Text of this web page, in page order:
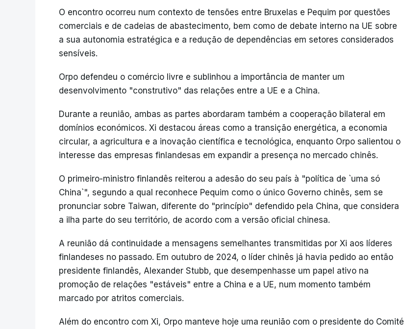
O encontro ocorreu num contexto de tensões entre Bruxelas e Pequim por questões
comerciais e de cadeias de abastecimento, bem como de debate interno na UE sobre
a sua autonomia estratégica e a redução de dependências em setores considerados
sensíveis.
Orpo defendeu o comércio livre e sublinhou a importância de manter um
desenvolvimento "construtivo" das relações entre a UE e a China.
Durante a reunião, ambas as partes abordaram também a cooperação bilateral em
domínios económicos. Xi destacou áreas como a transição energética, a economia
circular, a agricultura e a inovação científica e tecnológica, enquanto Orpo salientou o
interesse das empresas finlandesas em expandir a presença no mercado chinês.
O primeiro-ministro finlandês reiterou a adesão do seu país à "política de `uma só
China`", segundo a qual reconhece Pequim como o único Governo chinês, sem se
pronunciar sobre Taiwan, diferente do "princípio" defendido pela China, que considera
a ilha parte do seu território, de acordo com a versão oficial chinesa.
A reunião dá continuidade a mensagens semelhantes transmitidas por Xi aos líderes
finlandeses no passado. Em outubro de 2024, o líder chinês já havia pedido ao então
presidente finlandês, Alexander Stubb, que desempenhasse um papel ativo na
promoção de relações "estáveis" entre a China e a UE, num momento também
marcado por atritos comerciais.
Além do encontro com Xi, Orpo manteve hoje uma reunião com o presidente do Comité